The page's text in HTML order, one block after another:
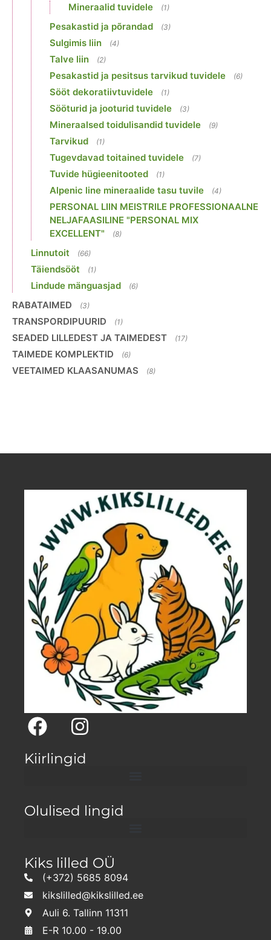
Mineraalid tuvidele (1)
Pesakastid ja põrandad (3)
Sulgimis liin (4)
Talve liin (2)
Pesakastid ja pesitsus tarvikud tuvidele (6)
Sööt dekoratiivtuvidele (1)
Sööturid ja jooturid tuvidele (3)
Mineraalsed toidulisandid tuvidele (9)
Tarvikud (1)
Tugevdavad toitained tuvidele (7)
Tuvide hügieenitooted (1)
Alpenic line mineraalide tasu tuvile (4)
PERSONAL LIIN MEISTRILE PROFESSIONAALNE
NELJAFAASILINE "PERSONAL MIX
EXCELLENT"
(8)
Linnutoit (66)
Täiendsööt (1)
Lindude mänguasjad (6)
RABATAIMED (3)
TRANSPORDIPUURID (1)
SEADED LILLEDEST JA TAIMEDEST (17)
TAIMEDE KOMPLEKTID (6)
VEETAIMED KLAASANUMAS (8)
Kiirlingid
Olulised lingid
Kiks lilled OÜ
(+372) 5685 8094
kikslilled@kikslilled.ee
Auli 6. Tallinn 11311
E-R 10.00 - 19.00